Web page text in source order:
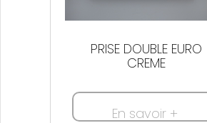
PRISE DOUBLE EURO
CREME
En savoir +